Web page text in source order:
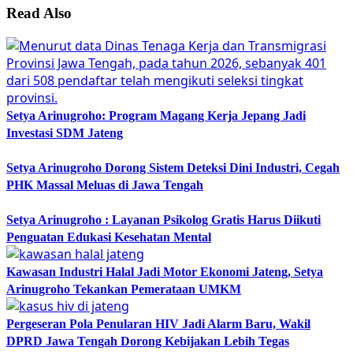
Read Also
Setya Arinugroho: Program Magang Kerja Jepang Jadi
Investasi SDM Jateng
Setya Arinugroho Dorong Sistem Deteksi Dini Industri, Cegah
PHK Massal Meluas di Jawa Tengah
Setya Arinugroho : Layanan Psikolog Gratis Harus Diikuti
Penguatan Edukasi Kesehatan Mental
Kawasan Industri Halal Jadi Motor Ekonomi Jateng, Setya
Arinugroho Tekankan Pemerataan UMKM
Pergeseran Pola Penularan HIV Jadi Alarm Baru, Wakil
DPRD Jawa Tengah Dorong Kebijakan Lebih Tegas